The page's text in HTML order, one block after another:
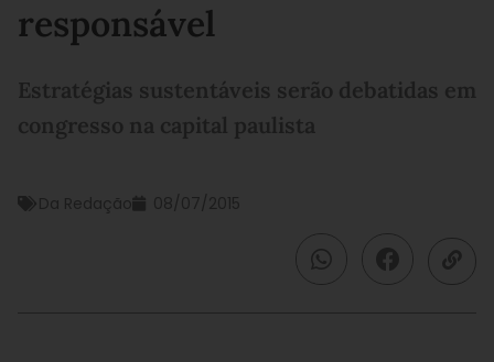
responsável
Estratégias sustentáveis serão debatidas em
congresso na capital paulista
Da Redação 08/07/2015